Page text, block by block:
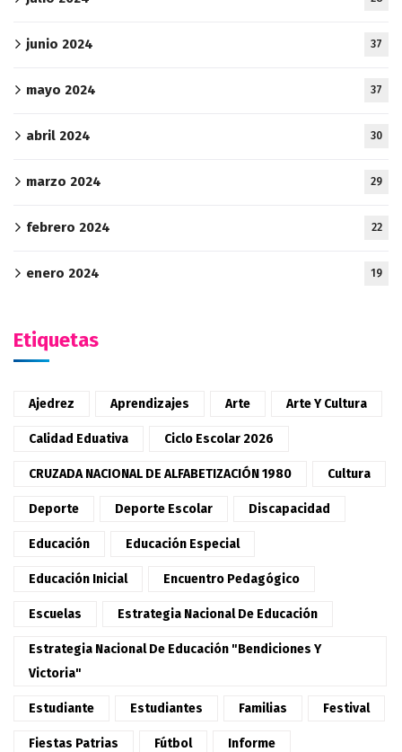
junio 2024 37
mayo 2024 37
abril 2024 30
marzo 2024 29
febrero 2024 22
enero 2024 19
Etiquetas
Ajedrez Aprendizajes Arte Arte Y Cultura
Calidad Eduativa Ciclo Escolar 2026
CRUZADA NACIONAL DE ALFABETIZACIÓN 1980 Cultura
Deporte Deporte Escolar Discapacidad
Educación Educación Especial
Educación Inicial Encuentro Pedagógico
Escuelas Estrategia Nacional De Educación
Estrategia Nacional De Educación "Bendiciones Y
Victoria"
Estudiante Estudiantes Familias Festival
Fiestas Patrias Fútbol Informe